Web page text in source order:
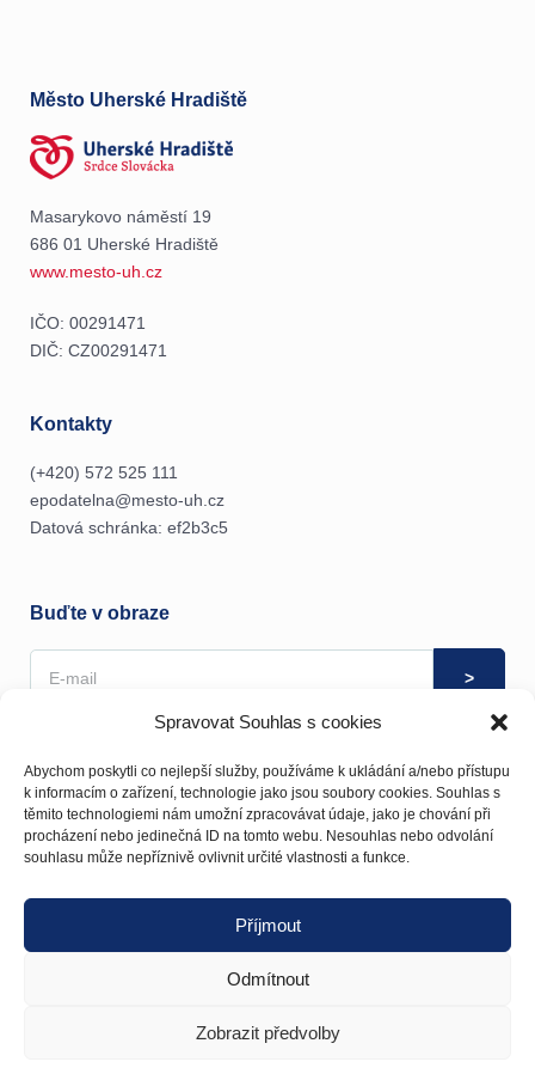
Spravovat Souhlas s cookies
Abychom poskytli co nejlepší služby, používáme k ukládání a/nebo přístupu
k informacím o zařízení, technologie jako jsou soubory cookies. Souhlas s
těmito technologiemi nám umožní zpracovávat údaje, jako je chování při
procházení nebo jedinečná ID na tomto webu. Nesouhlas nebo odvolání
souhlasu může nepříznivě ovlivnit určité vlastnosti a funkce.
Příjmout
Odmítnout
Zobrazit předvolby
Město Uherské Hradiště
Masarykovo náměstí 19
686 01 Uherské Hradiště
www.mesto-uh.cz
IČO: 00291471
DIČ: CZ00291471
Kontakty
(+420) 572 525 111
epodatelna@mesto-uh.cz
Datová schránka: ef2b3c5
Buďte v obraze
odvolatzde.
Rozvojový portál města Uherské Hradiště
© Copyright 2020 UnitX s.r.o.